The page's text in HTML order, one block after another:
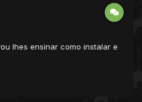
lhes ensinar como instalar e